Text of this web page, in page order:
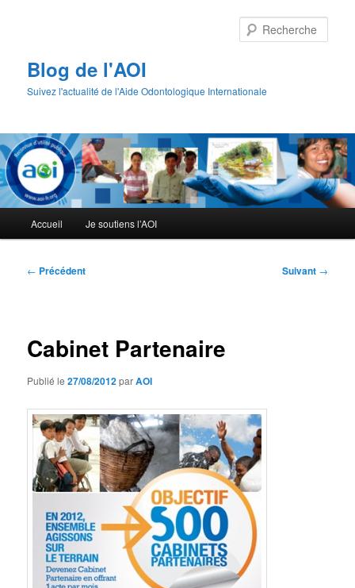
Blog de l'AOI
Suivez l'actualité de l'Aide Odontologique Internationale
principal
Accueil Je soutiens l’AOI
Navigation
← Précédent Suivant →
Cabinet Partenaire
Publié le27/08/2012parAOI